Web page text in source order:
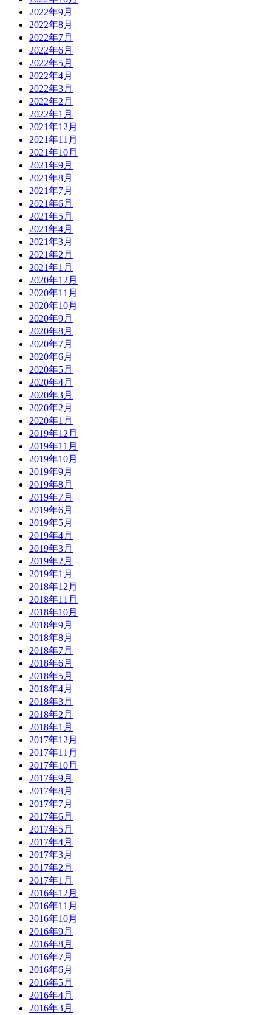
2022年9月
2022年8月
2022年7月
2022年6月
2022年5月
2022年4月
2022年3月
2022年2月
2022年1月
2021年12月
2021年11月
2021年10月
2021年9月
2021年8月
2021年7月
2021年6月
2021年5月
2021年4月
2021年3月
2021年2月
2021年1月
2020年12月
2020年11月
2020年10月
2020年9月
2020年8月
2020年7月
2020年6月
2020年5月
2020年4月
2020年3月
2020年2月
2020年1月
2019年12月
2019年11月
2019年10月
2019年9月
2019年8月
2019年7月
2019年6月
2019年5月
2019年4月
2019年3月
2019年2月
2019年1月
2018年12月
2018年11月
2018年10月
2018年9月
2018年8月
2018年7月
2018年6月
2018年5月
2018年4月
2018年3月
2018年2月
2018年1月
2017年12月
2017年11月
2017年10月
2017年9月
2017年8月
2017年7月
2017年6月
2017年5月
2017年4月
2017年3月
2017年2月
2017年1月
2016年12月
2016年11月
2016年10月
2016年9月
2016年8月
2016年7月
2016年6月
2016年5月
2016年4月
2016年3月